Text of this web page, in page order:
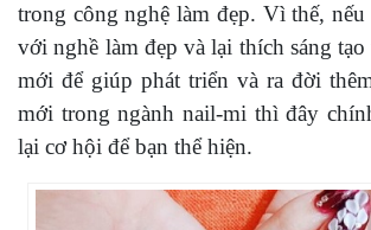
trong công nghệ làm đẹp. Vì thế, nếu
với nghề làm đẹp và lại thích sáng
mới để giúp phát triển và ra đời
mới trong ngành nail-mi thì đây
lại cơ hội để bạn thể hiện.